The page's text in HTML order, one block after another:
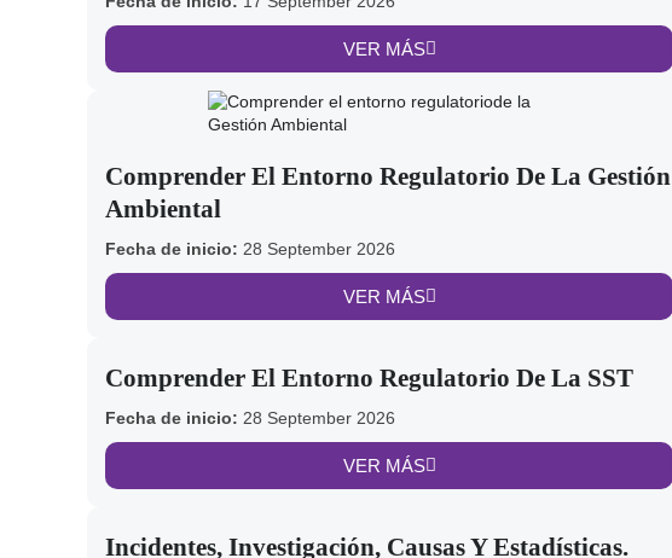
VER MÁS
Comprender El Entorno Regulatorio De La Gestión
Ambiental
Fecha de inicio: 28 September 2026
VER MÁS
Comprender El Entorno Regulatorio De La SST
Fecha de inicio: 28 September 2026
VER MÁS
Incidentes, Investigación, Causas Y Estadísticas.